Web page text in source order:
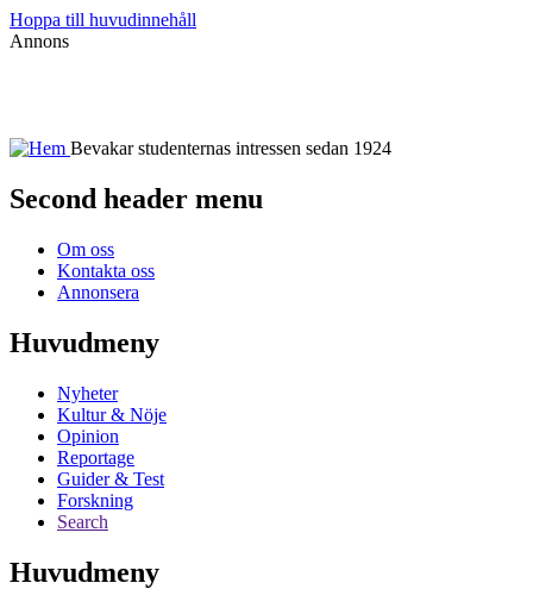
Hoppa till huvudinnehåll
Annons
Bevakar studenternas intressen sedan 1924
Second header menu
Om oss
Kontakta oss
Annonsera
Huvudmeny
Nyheter
Kultur & Nöje
Opinion
Reportage
Guider & Test
Forskning
Search
Huvudmeny